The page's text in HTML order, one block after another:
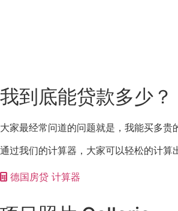
我到底能贷款多少？
大家最经常问道的问题就是，我能买多贵
通过我们的计算器，大家可以轻松的计算
德国房贷 计算器